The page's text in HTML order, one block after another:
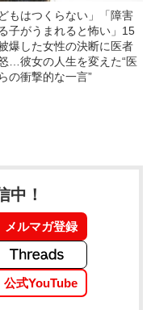
どもはつくらない」「障害
子がうまれると怖い」15
爆した女性の決断に医者
…彼女の人生を変えた“医
の衝撃的な一言”
中！
メルマガ登録
公式YouTube